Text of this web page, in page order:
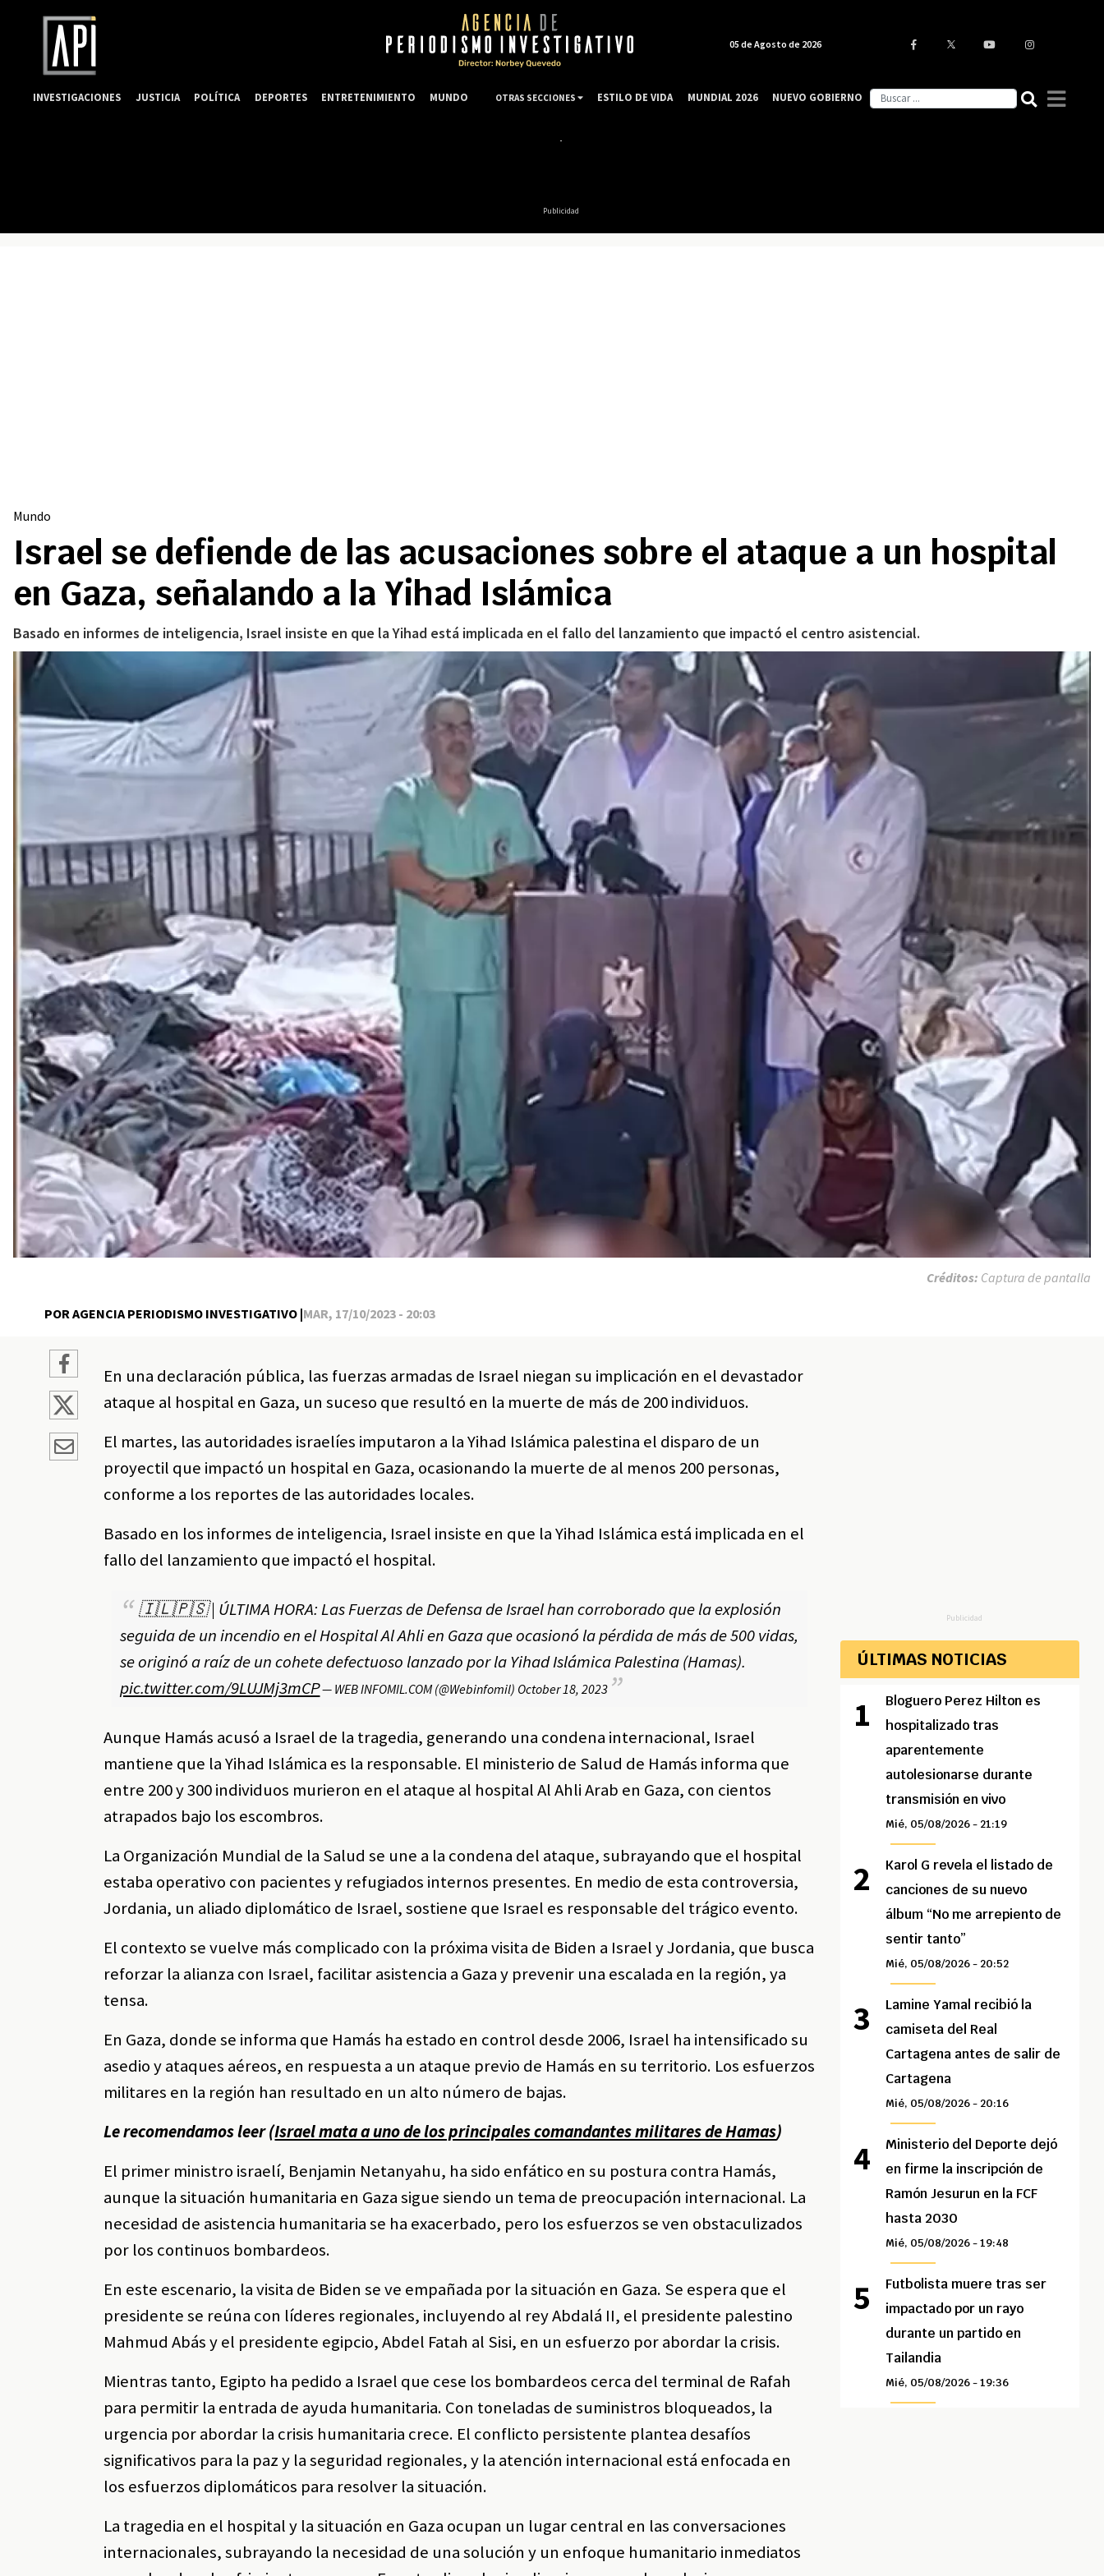
Publicidad
Mundo
Israel se defiende de las acusaciones sobre el ataque a un hospital
en Gaza, señalando a la Yihad Islámica
Basado en informes de inteligencia, Israel insiste en que la Yihad está implicada en el fallo del lanzamiento que impactó el centro asistencial.
POR AGENCIA PERIODISMO INVESTIGATIVO |MAR, 17/10/2023 - 20:03
Créditos: Captura de pantalla
En una declaración pública, las fuerzas armadas de Israel niegan su implicación en el devastador
ataque al hospital en Gaza, un suceso que resultó en la muerte de más de 200 individuos.
El martes, las autoridades israelíes imputaron a la Yihad Islámica palestina el disparo de un
proyectil que impactó un hospital en Gaza, ocasionando la muerte de al menos 200 personas,
conforme a los reportes de las autoridades locales.
Basado en los informes de inteligencia, Israel insiste en que la Yihad Islámica está implicada en el
fallo del lanzamiento que impactó el hospital.
🇮🇱🇵🇸 | ÚLTIMA HORA: Las Fuerzas de Defensa de Israel han corroborado que la explosión
seguida de un incendio en el Hospital Al Ahli en Gaza que ocasionó la pérdida de más de 500 vidas,
se originó a raíz de un cohete defectuoso lanzado por la Yihad Islámica Palestina (Hamas).
pic.twitter.com/9LUJMj3mCP— WEB INFOMIL.COM (@Webinfomil) October 18, 2023
Aunque Hamás acusó a Israel de la tragedia, generando una condena internacional, Israel
mantiene que la Yihad Islámica es la responsable. El ministerio de Salud de Hamás informa que
entre 200 y 300 individuos murieron en el ataque al hospital Al Ahli Arab en Gaza, con cientos
atrapados bajo los escombros.
La Organización Mundial de la Salud se une a la condena del ataque, subrayando que el hospital
estaba operativo con pacientes y refugiados internos presentes. En medio de esta controversia,
Jordania, un aliado diplomático de Israel, sostiene que Israel es responsable del trágico evento.
El contexto se vuelve más complicado con la próxima visita de Biden a Israel y Jordania, que busca
reforzar la alianza con Israel, facilitar asistencia a Gaza y prevenir una escalada en la región, ya
tensa.
En Gaza, donde se informa que Hamás ha estado en control desde 2006, Israel ha intensificado su
asedio y ataques aéreos, en respuesta a un ataque previo de Hamás en su territorio. Los esfuerzos
militares en la región han resultado en un alto número de bajas.
Le recomendamos leer (Israel mata a uno de los principales comandantes militares de Hamas)
El primer ministro israelí, Benjamin Netanyahu, ha sido enfático en su postura contra Hamás,
aunque la situación humanitaria en Gaza sigue siendo un tema de preocupación internacional. La
necesidad de asistencia humanitaria se ha exacerbado, pero los esfuerzos se ven obstaculizados
por los continuos bombardeos.
En este escenario, la visita de Biden se ve empañada por la situación en Gaza. Se espera que el
presidente se reúna con líderes regionales, incluyendo al rey Abdalá II, el presidente palestino
Mahmud Abás y el presidente egipcio, Abdel Fatah al Sisi, en un esfuerzo por abordar la crisis.
Mientras tanto, Egipto ha pedido a Israel que cese los bombardeos cerca del terminal de Rafah
para permitir la entrada de ayuda humanitaria. Con toneladas de suministros bloqueados, la
urgencia por abordar la crisis humanitaria crece. El conflicto persistente plantea desafíos
significativos para la paz y la seguridad regionales, y la atención internacional está enfocada en
los esfuerzos diplomáticos para resolver la situación.
La tragedia en el hospital y la situación en Gaza ocupan un lugar central en las conversaciones
internacionales, subrayando la necesidad de una solución y un enfoque humanitario inmediatos
Publicidad
ÚLTIMAS NOTICIAS
Bloguero Perez Hilton es
hospitalizado tras
aparentemente
autolesionarse durante
transmisión en vivo
Mié, 05/08/2026 - 21:19
Karol G revela el listado de
canciones de su nuevo
álbum “No me arrepiento de
sentir tanto”
Mié, 05/08/2026 - 20:52
Lamine Yamal recibió la
camiseta del Real
Cartagena antes de salir de
Cartagena
Mié, 05/08/2026 - 20:16
Ministerio del Deporte dejó
en firme la inscripción de
Ramón Jesurun en la FCF
hasta 2030
Mié, 05/08/2026 - 19:48
Futbolista muere tras ser
impactado por un rayo
durante un partido en
Tailandia
Mié, 05/08/2026 - 19:36
05 de Agosto de 2026
INVESTIGACIONES JUSTICIA POLÍTICA DEPORTES ENTRETENIMIENTO MUNDO OTRAS SECCIONES ESTILO DE VIDA MUNDIAL 2026 NUEVO GOBIERNO